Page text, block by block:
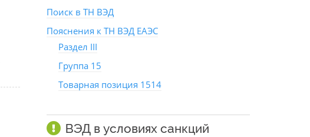
Поиск в ТН ВЭД
Пояснения к ТН ВЭД ЕАЭС
Раздел III
Группа 15
Товарная позиция 1514
ВЭД в условиях санкций